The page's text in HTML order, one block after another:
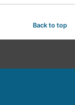
Back to top